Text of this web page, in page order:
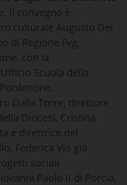
Il convegno è
culturale Augusto Del
di Regione Fvg,
con la
Scuola della
Dalla Torre, direttore
Diocesi, Cristina
e direttrice del
Federica Vio già
sociali
Paolo II di Porcia,